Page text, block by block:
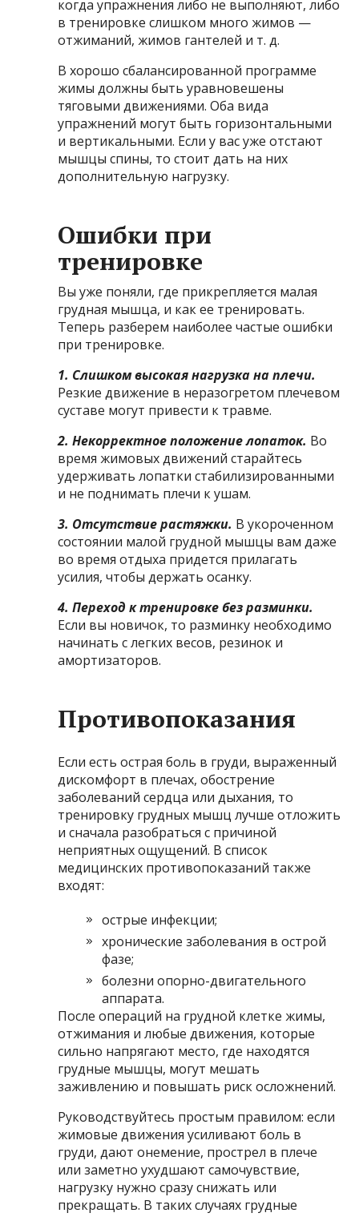
когда упражнения либо не выполняют, либо
в тренировке слишком много жимов —
отжиманий, жимов гантелей и т. д.
В хорошо сбалансированной программе
жимы должны быть уравновешены
тяговыми движениями. Оба вида
упражнений могут быть горизонтальными
и вертикальными. Если у вас уже отстают
мышцы спины, то стоит дать на них
дополнительную нагрузку.
Ошибки при
тренировке
Вы уже поняли, где прикрепляется малая
грудная мышца, и как ее тренировать.
Теперь разберем наиболее частые ошибки
при тренировке.
1. Слишком высокая нагрузка на плечи.
Резкие движение в неразогретом плечевом
суставе могут привести к травме.
2. Некорректное положение лопаток. Во
время жимовых движений старайтесь
удерживать лопатки стабилизированными
и не поднимать плечи к ушам.
3. Отсутствие растяжки. В укороченном
состоянии малой грудной мышцы вам даже
во время отдыха придется прилагать
усилия, чтобы держать осанку.
4. Переход к тренировке без разминки.
Если вы новичок, то разминку необходимо
начинать с легких весов, резинок и
амортизаторов.
Противопоказания
Если есть острая боль в груди, выраженный
дискомфорт в плечах, обострение
заболеваний сердца или дыхания, то
тренировку грудных мышц лучше отложить
и сначала разобраться с причиной
неприятных ощущений. В список
медицинских противопоказаний также
входят:
острые инфекции;
хронические заболевания в острой
фазе;
болезни опорно-двигательного
аппарата.
После операций на грудной клетке жимы,
отжимания и любые движения, которые
сильно напрягают место, где находятся
грудные мышцы, могут мешать
заживлению и повышать риск осложнений.
Руководствуйтесь простым правилом: если
жимовые движения усиливают боль в
груди, дают онемение, прострел в плече
или заметно ухудшают самочувствие,
нагрузку нужно сразу снижать или
прекращать. В таких случаях грудные